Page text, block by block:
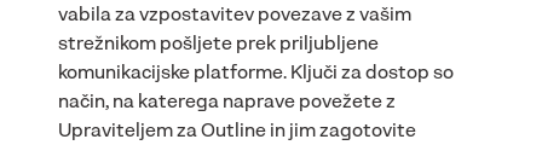
vabila za vzpostavitev povezave z vašim
strežnikom pošljete prek priljubljene
komunikacijske platforme. Ključi za dostop so
način, na katerega naprave povežete z
Upraviteljem za Outline in jim zagotovite